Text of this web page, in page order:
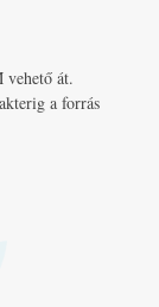
vehető át.
a forrás